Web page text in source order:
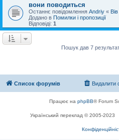
вони поводиться
Останнє повідомлення Andriy «
Додано в Помилки і пропозиції
Відповіді: 1
Пошук дав 7
Список форумів Видалити
Працює на phpBB® Forum
Український переклад © 2005-2023